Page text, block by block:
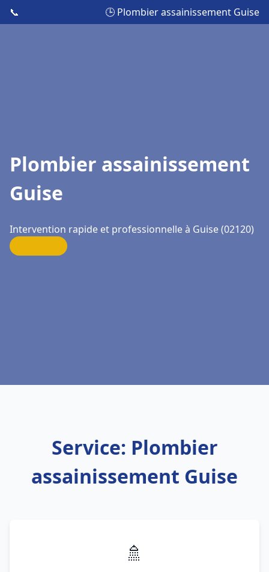
📞 🕒 Plombier assainissement Guise
Plombier assainissement
Guise
Intervention rapide et professionnelle à Guise (02120)
Service: Plombier
assainissement Guise
🚿